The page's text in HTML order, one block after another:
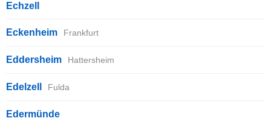
Echzell
Eckenheim Frankfurt
Eddersheim Hattersheim
Edelzell Fulda
Edermünde